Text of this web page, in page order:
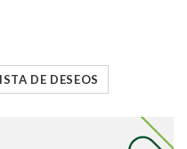
DE DESEOS